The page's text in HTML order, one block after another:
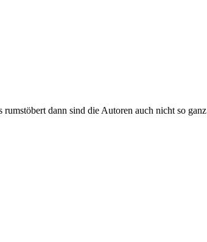
dann sind die Autoren auch nicht so